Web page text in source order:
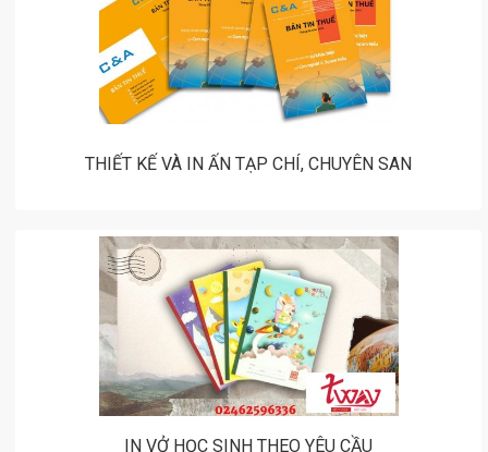
THIẾT KẾ VÀ IN ẤN TẠP CHÍ, CHUYÊN SAN
IN VỞ HỌC SINH THEO YÊU CẦU